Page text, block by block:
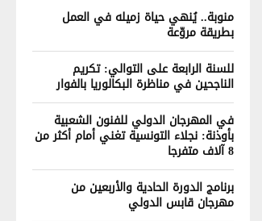
منوبة.. يُنهي حياة زميله في العمل
بطريقة مروّعة
للسنة الرابعة على التوالي: تكريم
الناجحين في مناظرة البكالوريا بالفوار
في المهرجان الدولي للفنون الشعبية
بأوذنة: نجلاء التونسية تغني أمام أكثر من
8 آلاف متفرجا
برنامج الدورة الحادية والأربعين من
مهرجان قابس الدولي